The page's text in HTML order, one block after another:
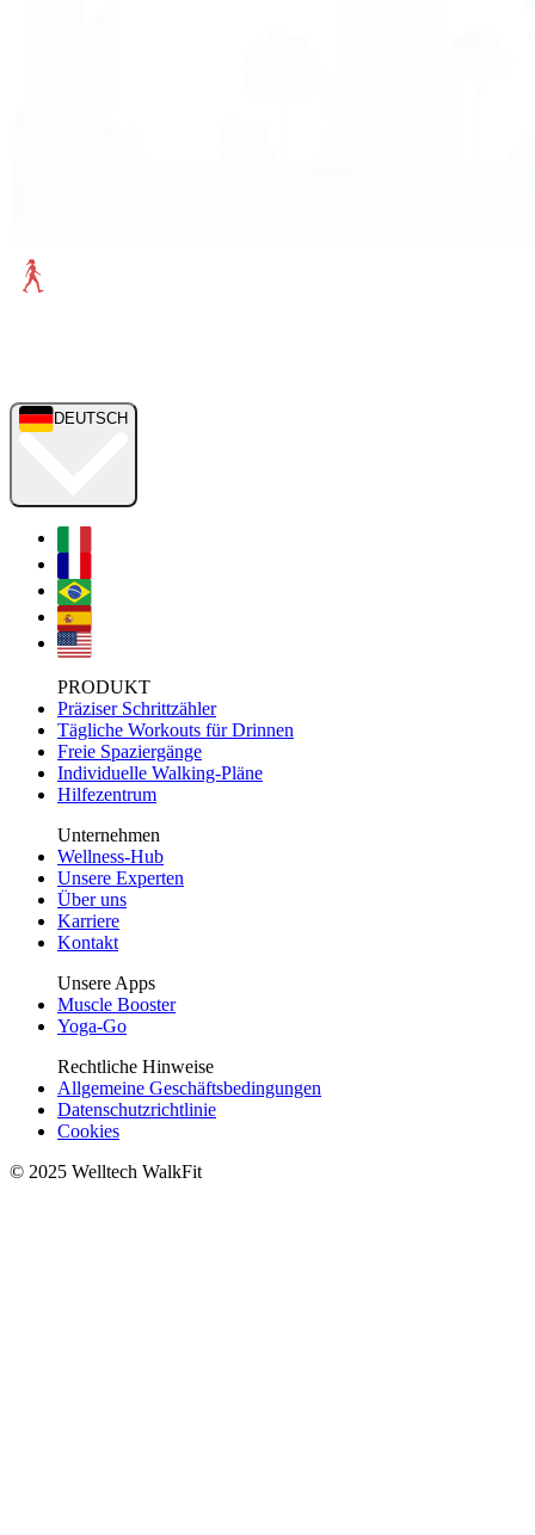
DEUTSCH
PRODUKT
Präziser Schrittzähler
Tägliche Workouts für Drinnen
Freie Spaziergänge
Individuelle Walking-Pläne
Hilfezentrum
Unternehmen
Wellness-Hub
Unsere Experten
Über uns
Karriere
Kontakt
Unsere Apps
Muscle Booster
Yoga-Go
Rechtliche Hinweise
Allgemeine Geschäftsbedingungen
Datenschutzrichtlinie
Cookies
© 2025 Welltech WalkFit